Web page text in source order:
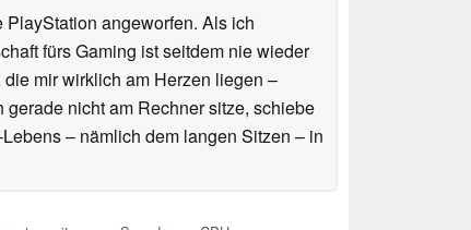
angeworfen. Als ich
fürs Gaming ist seitdem nie wieder
mir wirklich am Herzen liegen –
nicht am Rechner sitze, schiebe
– nämlich dem langen Sitzen – in